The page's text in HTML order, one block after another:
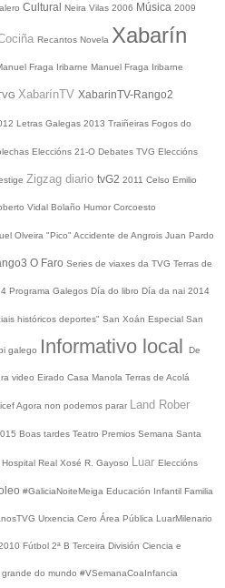
Cultural Neira Vilas 2006 Música 2009
Recantos Novela Xabarín
Fraga Iribarne Manuel Fraga Iribarne
XabarínTV XabarinTV-Rango2
Letras Galegas 2013 Traiñeiras Fogos do
Eleccións 21-O Debates TVG Eleccións
Zigzag diario tvG2 2011 Celso Emilio
Vidal Bolaño Humor Corcoesto
Olveira "Pico" Accidente de Angrois Juan Pardo
O Faro Series de viaxes da TVG Terras de
Programa Galegos Día do libro Día da nai 2014
históricos deportes" San Xoán Especial San
galego Informativo local De
video Eirado Casa Manola Terras de Acolá
Agora non podemos parar Land Rober
Boas tardes Teatro Premios Semana Santa
Hospital Real Xosé R. Gayoso Luar Eleccións
#GaliciaNoiteMeiga Educación Infantil Familia
Urxencia Cero Área Pública LuarMilenario
Fútbol 2ª B Terceira División Ciencia e
do mundo #VSemanaCoaInfancia